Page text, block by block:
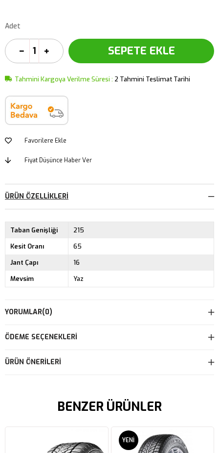
Adet
Tahmini Kargoya Verilme Süresi : 2 Tahmini Teslimat Tarihi
Favorilere Ekle
Fiyat Düşünce Haber Ver
ÜRÜN ÖZELLIKLERI
Taban Genişliği
215
Kesit Oranı
65
Jant Çapı
16
Mevsim
Yaz
YORUMLAR(0)
ÖDEME SEÇENEKLERI
ÜRÜN ÖNERILERI
BENZER ÜRÜNLER
YENI